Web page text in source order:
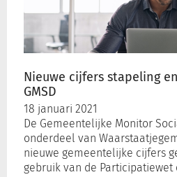
Nieuwe cijfers stapeling
GMSD
18 januari 2021
De Gemeentelijke Monitor
onderdeel van
nieuwe gemeentelijke cijfers
gebruik van de Participatiewet